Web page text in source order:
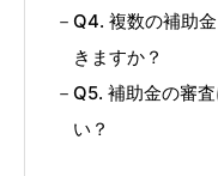
Q4. 複数の補助
きますか？
Q5. 補助金の審
い？